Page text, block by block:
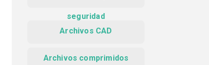
seguridad
Archivos CAD
Archivos comprimidos